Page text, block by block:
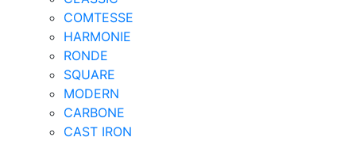
COMTESSE
HARMONIE
RONDE
SQUARE
MODERN
CARBONE
CAST IRON